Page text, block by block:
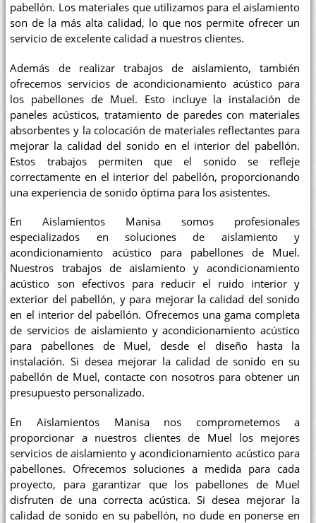
pabellón. Los materiales que utilizamos para el aislamiento
son de la más alta calidad, lo que nos permite ofrecer un
servicio de excelente calidad a nuestros clientes.
Además de realizar trabajos de aislamiento, también
ofrecemos servicios de acondicionamiento acústico para
los pabellones de Muel. Esto incluye la instalación de
paneles acústicos, tratamiento de paredes con materiales
absorbentes y la colocación de materiales reflectantes para
mejorar la calidad del sonido en el interior del pabellón.
Estos trabajos permiten que el sonido se refleje
correctamente en el interior del pabellón, proporcionando
una experiencia de sonido óptima para los asistentes.
En Aislamientos Manisa somos profesionales
especializados en soluciones de aislamiento y
acondicionamiento acústico para pabellones de Muel.
Nuestros trabajos de aislamiento y acondicionamiento
acústico son efectivos para reducir el ruido interior y
exterior del pabellón, y para mejorar la calidad del sonido
en el interior del pabellón. Ofrecemos una gama completa
de servicios de aislamiento y acondicionamiento acústico
para pabellones de Muel, desde el diseño hasta la
instalación. Si desea mejorar la calidad de sonido en su
pabellón de Muel, contacte con nosotros para obtener un
presupuesto personalizado.
En Aislamientos Manisa nos comprometemos a
proporcionar a nuestros clientes de Muel los mejores
servicios de aislamiento y acondicionamiento acústico para
pabellones. Ofrecemos soluciones a medida para cada
proyecto, para garantizar que los pabellones de Muel
disfruten de una correcta acústica. Si desea mejorar la
calidad de sonido en su pabellón, no dude en ponerse en